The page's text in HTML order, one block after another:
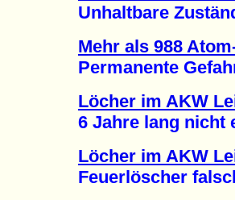
Unhaltbare
Mehr als 988
Permanente Gefahr
Löcher im AKW
6 Jahre lang nicht
Löcher im AKW
Feuerlöscher